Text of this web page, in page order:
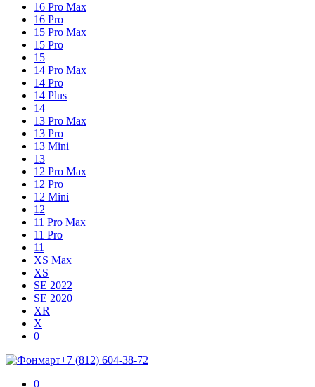
16 Pro Max
16 Pro
15 Pro Max
15 Pro
15
14 Pro Max
14 Pro
14 Plus
14
13 Pro Max
13 Pro
13 Mini
13
12 Pro Max
12 Pro
12 Mini
12
11 Pro Max
11 Pro
11
XS Max
XS
SE 2022
SE 2020
XR
X
Shopping
0Items
Cart +7 (812) 604-38-72
Shopping
0Items